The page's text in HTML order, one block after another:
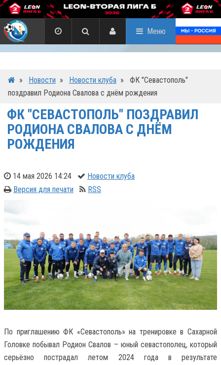
Меню
» Новости » Новости клуба »
ФК "Севастополь"
поздравил Родиона Свалова с днём рождения
ФК "СЕВАСТОПОЛЬ" ПОЗДРАВИЛ
РОДИОНА СВАЛОВА С ДНЁМ
РОЖДЕНИЯ
14 мая 2026 14:24
Новости клуба
Версия для печати
RSS
По приглашению ФК «Севастополь» на тренировке в Сахарной
Головке побывал Родион Свалов – юный севастополец, который
серьёзно пострадал летом 2024 года в результате